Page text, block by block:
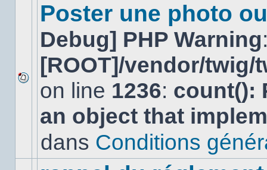
Aucun
nouveau
message
non-
dans
Poster une photo
Debug] PHP Warning
[ROOT]/vendor/
on line 1236: count():
an object that
dans Conditions